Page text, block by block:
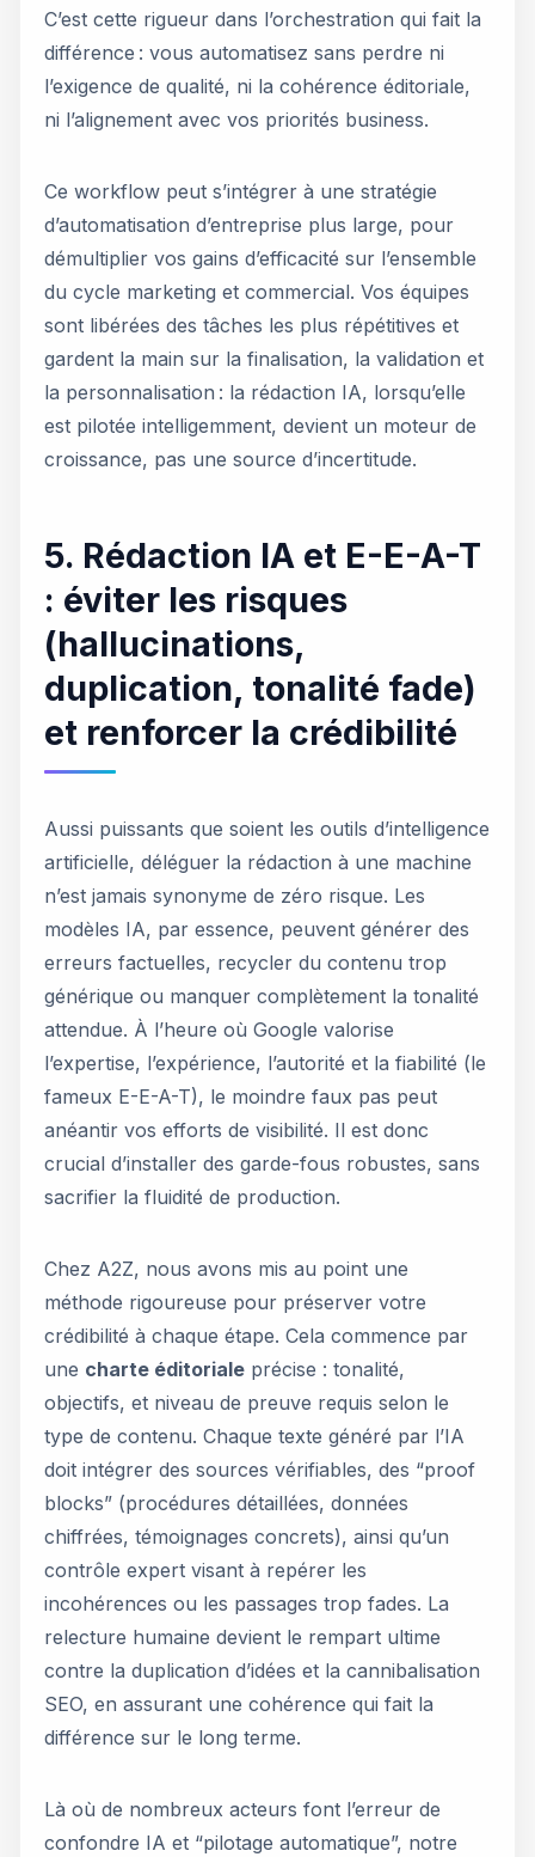
C’est cette rigueur dans l’orchestration qui fait la
différence : vous automatisez sans perdre ni
l’exigence de qualité, ni la cohérence éditoriale,
ni l’alignement avec vos priorités business.
Ce workflow peut s’intégrer à une stratégie
d’automatisation d’entreprise plus large, pour
démultiplier vos gains d’efficacité sur l’ensemble
du cycle marketing et commercial. Vos équipes
sont libérées des tâches les plus répétitives et
gardent la main sur la finalisation, la validation et
la personnalisation : la rédaction IA, lorsqu’elle
est pilotée intelligemment, devient un moteur de
croissance, pas une source d’incertitude.
5. Rédaction IA et E-E-A-T
: éviter les risques
(hallucinations,
duplication, tonalité fade)
et renforcer la crédibilité
Aussi puissants que soient les outils d’intelligence
artificielle, déléguer la rédaction à une machine
n’est jamais synonyme de zéro risque. Les
modèles IA, par essence, peuvent générer des
erreurs factuelles, recycler du contenu trop
générique ou manquer complètement la tonalité
attendue. À l’heure où Google valorise
l’expertise, l’expérience, l’autorité et la fiabilité (le
fameux E-E-A-T), le moindre faux pas peut
anéantir vos efforts de visibilité. Il est donc
crucial d’installer des garde-fous robustes, sans
sacrifier la fluidité de production.
Chez A2Z, nous avons mis au point une
méthode rigoureuse pour préserver votre
crédibilité à chaque étape. Cela commence par
une charte éditoriale précise : tonalité,
objectifs, et niveau de preuve requis selon le
type de contenu. Chaque texte généré par l’IA
doit intégrer des sources vérifiables, des “proof
blocks” (procédures détaillées, données
chiffrées, témoignages concrets), ainsi qu’un
contrôle expert visant à repérer les
incohérences ou les passages trop fades. La
relecture humaine devient le rempart ultime
contre la duplication d’idées et la cannibalisation
SEO, en assurant une cohérence qui fait la
différence sur le long terme.
Là où de nombreux acteurs font l’erreur de
confondre IA et “pilotage automatique”, notre